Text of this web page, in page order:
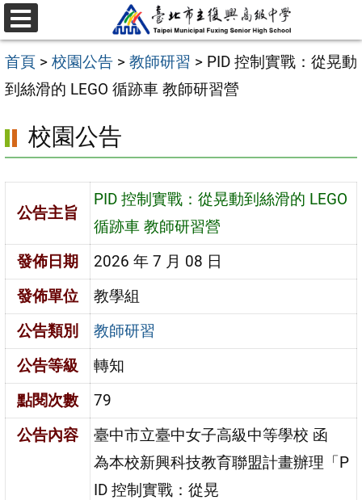
跳
至
主
要
容
區
選
單
首頁 > 校園公告 > 教師研習 > PID 控制實戰：從晃動
到絲滑的 LEGO 循跡車 教師研習營
校園公告
公告主旨
PID 控制實戰：從晃動到絲滑的 LEGO
循跡車 教師研習營
發佈日期
2026 年 7 月 08 日
發佈單位
教學組
公告類別
教師研習
公告等級
轉知
點閱次數
79
公告內容
臺中市立臺中女子高級中等學校 函
為本校新興科技教育聯盟計畫辦理「P
ID 控制實戰：從晃